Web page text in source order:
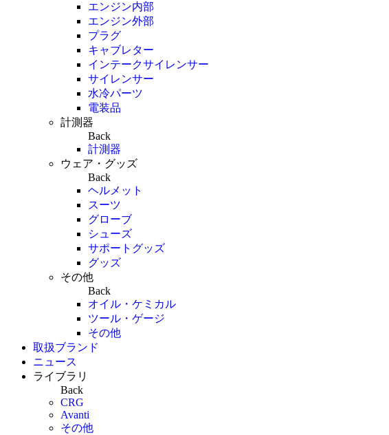
エンジン内部
エンジン外部
プラグ
キャブレター
インテークサイレンサー
サイレンサー
水冷パーツ
電装品
計測器
Back
計測器
ウェア・グッズ
Back
ヘルメット
スーツ
グローブ
シューズ
サポートグッズ
グッズ
その他
Back
オイル・ケミカル
ツール・ゲージ
その他
取扱ブランド
ニュース
ライブラリ
Back
CRG
Avanti
その他